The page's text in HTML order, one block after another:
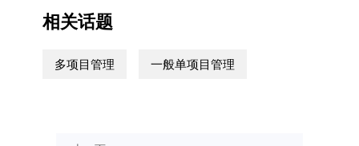
相关话题
多项目管理 一般单项目管理